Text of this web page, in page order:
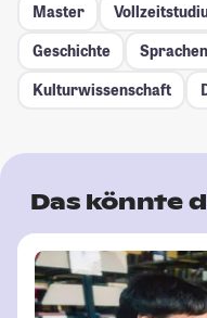
Master
Geschichte
Kulturwissenschaft
Das könnte